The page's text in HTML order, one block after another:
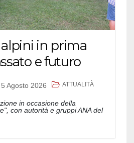
alpini in prima
e futuro
5 Agosto 2026 ATTUALITÀ
in occasione della
con autorità e gruppi ANA del